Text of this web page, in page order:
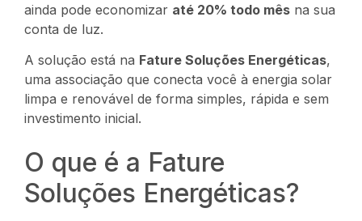
ainda pode economizar até 20% todo mês na sua
conta de luz.
A solução está na Fature Soluções Energéticas,
uma associação que conecta você à energia solar
limpa e renovável de forma simples, rápida e sem
investimento inicial.
O que é a Fature
Soluções Energéticas?